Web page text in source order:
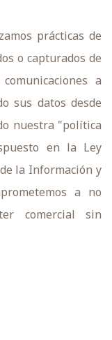
prácticas de
o capturados de
a
sus datos desde
nuestra "política
en la Ley
la Información y
a no
comercial sin